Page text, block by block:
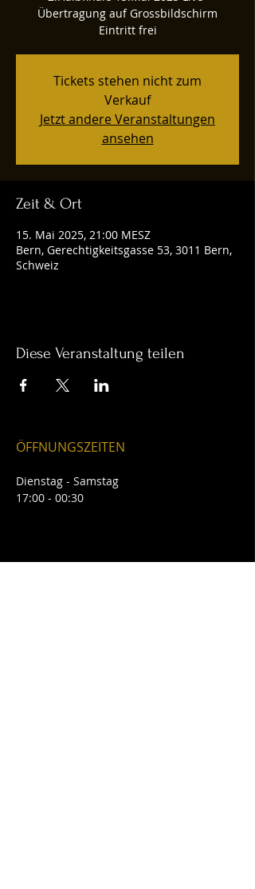
Übertragung auf Grossbildschirm
Eintritt frei
Tickets stehen nicht zum
Verkauf
Jetzt andere Veranstaltungen
ansehen
Zeit & Ort
15. Mai 2025, 21:00 MESZ
Bern, Gerechtigkeitsgasse 53, 3011 Bern,
Schweiz
Diese Veranstaltung teilen
ÖFFNUNGSZEITEN
Dienstag - Samstag
17:00 - 00:30